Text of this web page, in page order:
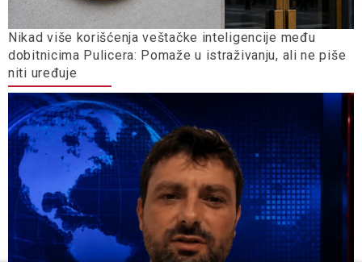
Nikad više korišćenja veštačke inteligencije među
dobitnicima Pulicera: Pomaže u istraživanju, ali ne piše
niti uređuje